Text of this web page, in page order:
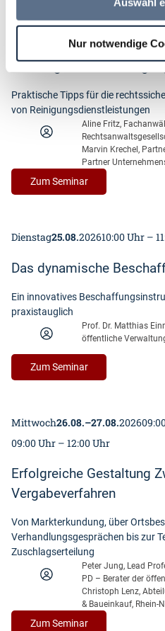
Nur notwendige
aktuellen
Rechtsprechung
Die Vergabe von
Praktische Tipps für die
von Reinigungsdienstleistungen
Aline Fritz,
Marvin Krechel,
Partner
Zum Seminar
:
Die
Dienstag25.08.202610:00 Uhr –
Das dynamische
Ein innovatives
praxistauglich
Prof. Dr. Matthias
öffentliche
Zum Seminar
:
Das
Mittwoch26.08.–27.08.2026
09:00 Uhr – 12:00 Uhr
Erfolgreiche Gestaltung
Vergabeverfahren
Von Markterkundung, über
Verhandlungsgesprächen bis zur
Zuschlagserteilung
Peter Jung, Lead
PD – Berater der
Christoph Lenz,
& Baueinkauf, Rhein-
Zum Seminar
: